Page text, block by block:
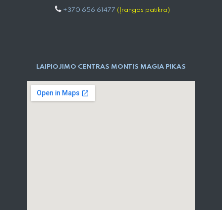
+370 656 61477 (Įrangos patikra)
LAIPIOJIMO CENTRAS MONTIS MAGIA PIKAS